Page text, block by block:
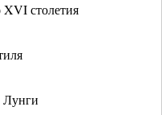
XVI столетия
Лунги